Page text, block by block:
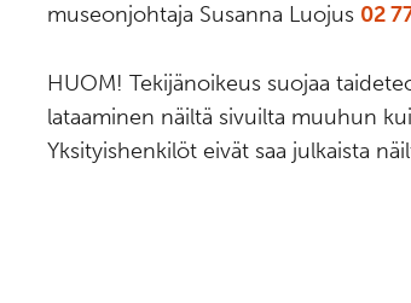
museonjohtaja Susanna Luojus 02
HUOM! Tekijänoikeus suojaa
lataaminen näiltä sivuilta muuhun
Yksityishenkilöt eivät saa julkaista